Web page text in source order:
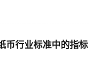
币行业标准中的指标